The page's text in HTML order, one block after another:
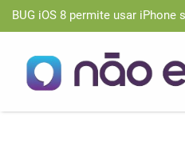
BUG iOS 8 permite usar iPhone